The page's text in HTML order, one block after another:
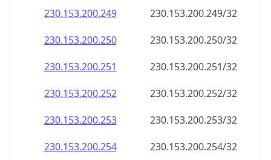
230.153.200.249
230.153.200.249/32
230.153.200.250
230.153.200.250/32
230.153.200.251
230.153.200.251/32
230.153.200.252
230.153.200.252/32
230.153.200.253
230.153.200.253/32
230.153.200.254
230.153.200.254/32